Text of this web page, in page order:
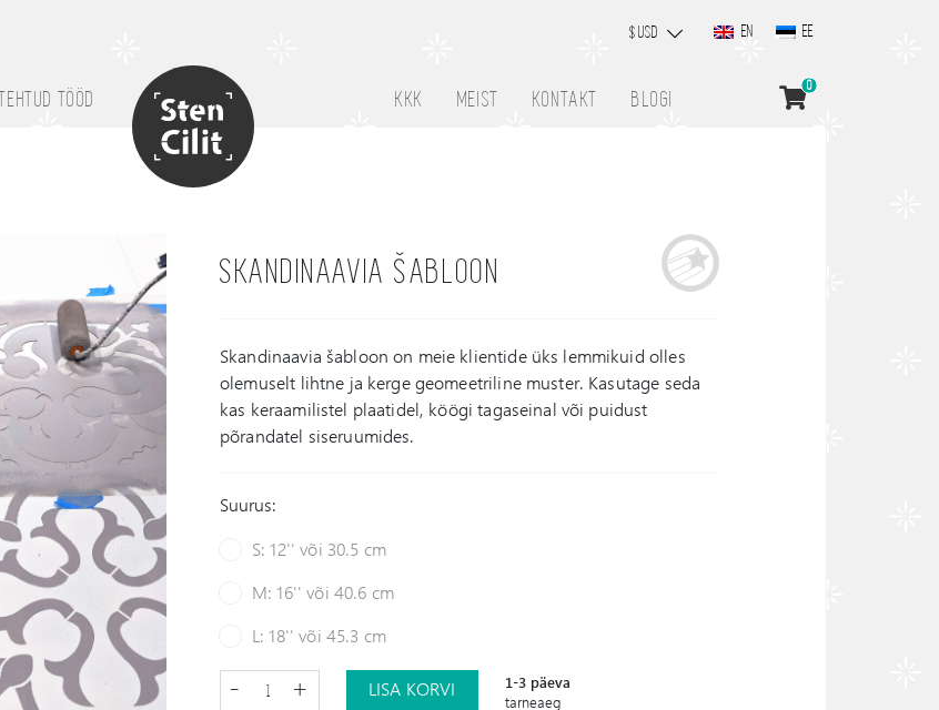
$ USD EN EE
TEHTUD TÖÖD KKK MEIST KONTAKT BLOGI
0
SKANDINAAVIA ŠABLOON
Skandinaavia šabloon on meie klientide üks lemmikuid olles
olemuselt lihtne ja kerge geomeetriline muster. Kasutage seda
kas keraamilistel plaatidel, köögi tagaseinal või puidust
põrandatel siseruumides.
Suurus:
S: 12'' või 30.5 cm
M: 16'' või 40.6 cm
L: 18'' või 45.3 cm
- + LISA KORVI
1-3 päeva
tarneaeg